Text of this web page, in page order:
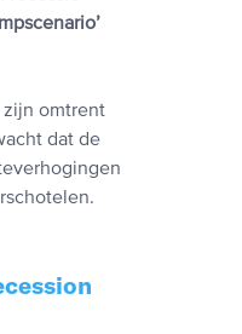
zijn omtrent
dat de